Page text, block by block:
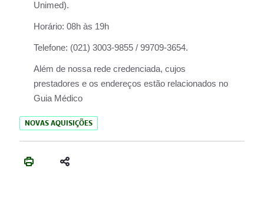
Unimed).
Horário: 08h às 19h
Telefone: (021) 3003-9855 / 99709-3654.
Além de nossa rede credenciada, cujos
prestadores e os endereços estão relacionados no
Guia Médico
NOVAS AQUISIÇÕES